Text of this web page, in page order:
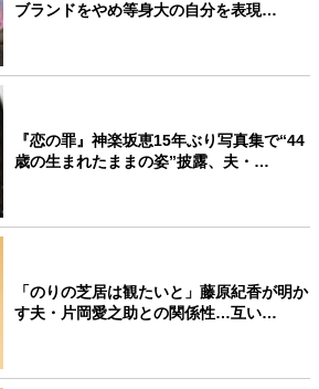
ブランドをやめ等身大の自分を表現…
『恋の罪』神楽坂恵15年ぶり写真集で“44
歳の生まれたままの姿”披露、夫・…
「のりの芝居は観たいと」藤原紀香が明か
す夫・片岡愛之助との関係性…互い…